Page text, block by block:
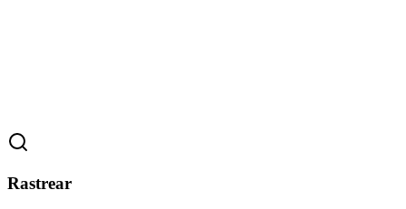
Rastrear